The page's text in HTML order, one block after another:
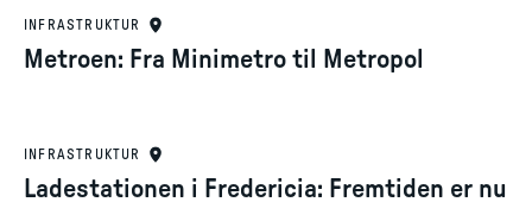
INFRASTRUKTUR
Metroen: Fra Minimetro til Metropol
INFRASTRUKTUR
Ladestationen i Fredericia: Fremtiden er nu